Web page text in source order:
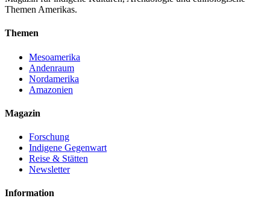
Themen Amerikas.
Themen
Mesoamerika
Andenraum
Nordamerika
Amazonien
Magazin
Forschung
Indigene Gegenwart
Reise & Stätten
Newsletter
Information